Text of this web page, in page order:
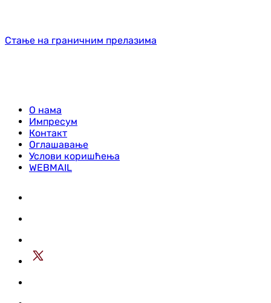
Стање на граничним прелазима
О нама
Импресум
Контакт
Оглашавање
Услови коришћења
WEBMAIL